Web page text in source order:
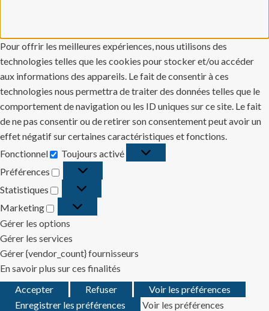
Pour offrir les meilleures expériences, nous utilisons des
technologies telles que les cookies pour stocker et/ou accéder
aux informations des appareils. Le fait de consentir à ces
technologies nous permettra de traiter des données telles que le
comportement de navigation ou les ID uniques sur ce site. Le fait
de ne pas consentir ou de retirer son consentement peut avoir un
effet négatif sur certaines caractéristiques et fonctions.
Fonctionnel
Fonctionnel
Toujours activé
Préférences
Préférences
Statistiques
Statistiques
Marketing
Marketing
Gérer les options
Gérer les services
Gérer {vendor_count} fournisseurs
En savoir plus sur ces finalités
Accepter
Refuser
Voir les préférences
Enregistrer les préférences
Voir les préférences